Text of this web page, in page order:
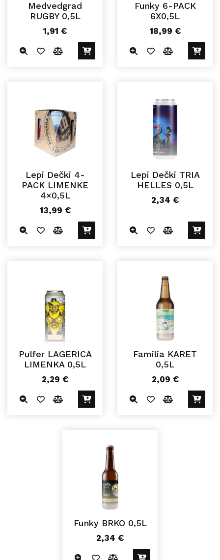
Medvedgrad
RUGBY 0,5L
1,91 €
Funky 6-PACK
6X0,5L
18,99 €
Lepi Dečki 4-
PACK LIMENKE
4×0,5L
13,99 €
Lepi Dečki TRIA
HELLES 0,5L
2,34 €
Pulfer LAGERICA
LIMENKA 0,5L
2,29 €
Familia KARET
0,5L
2,09 €
Funky BRKO 0,5L
2,34 €